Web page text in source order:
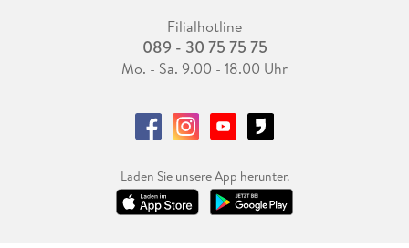
Filialhotline
089 - 30 75 75 75
Mo. - Sa. 9.00 - 18.00 Uhr
Laden Sie unsere App herunter.